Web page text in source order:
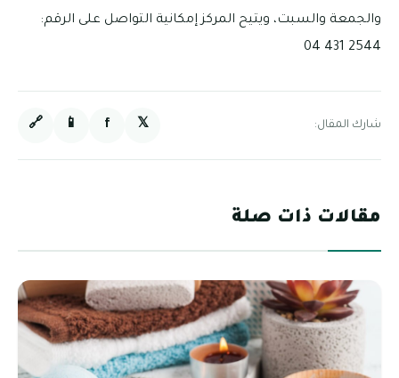
والجمعة والسبت، ويتيح المركز إمكانية التواصل على الرقم:
2544 431 04
شارك المقال: 𝕏
f
📱
🔗
مقالات ذات صلة